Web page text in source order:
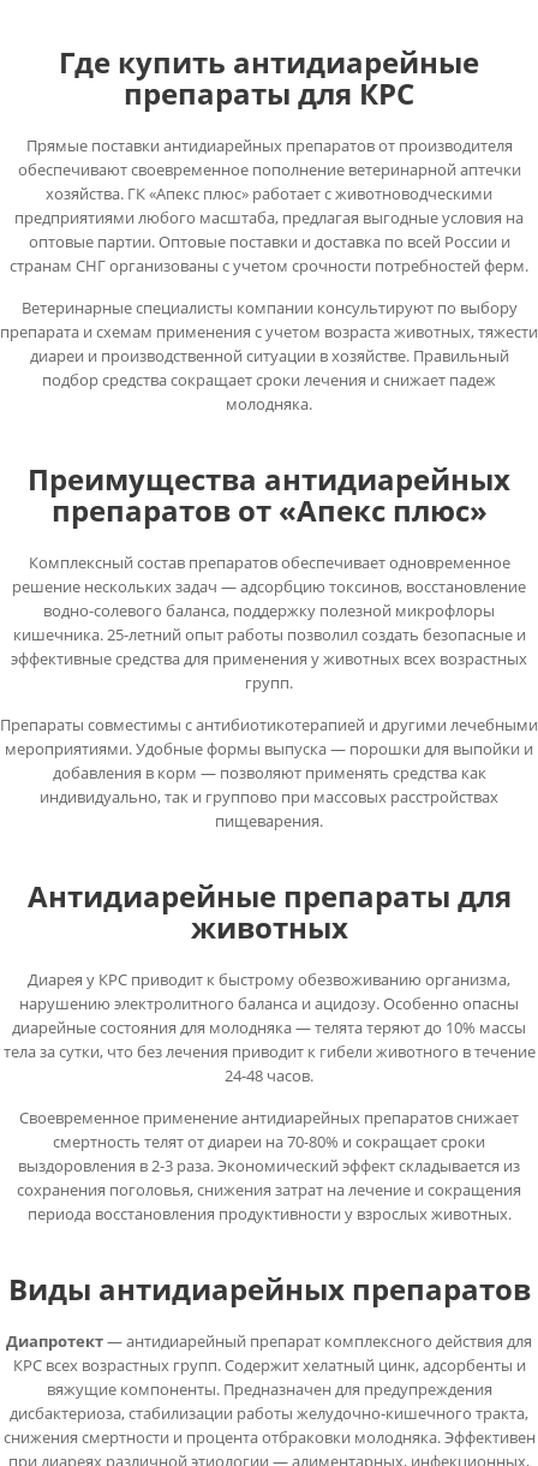
Где купить антидиарейные
препараты для КРС
Прямые поставки антидиарейных препаратов от производителя
обеспечивают своевременное пополнение ветеринарной аптечки
хозяйства. ГК «Апекс плюс» работает с животноводческими
предприятиями любого масштаба, предлагая выгодные условия на
оптовые партии. Оптовые поставки и доставка по всей России и
странам СНГ организованы с учетом срочности потребностей ферм.
Ветеринарные специалисты компании консультируют по выбору
препарата и схемам применения с учетом возраста животных, тяжести
диареи и производственной ситуации в хозяйстве. Правильный
подбор средства сокращает сроки лечения и снижает падеж
молодняка.
Преимущества антидиарейных
препаратов от «Апекс плюс»
Комплексный состав препаратов обеспечивает одновременное
решение нескольких задач — адсорбцию токсинов, восстановление
водно-солевого баланса, поддержку полезной микрофлоры
кишечника. 25-летний опыт работы позволил создать безопасные и
эффективные средства для применения у животных всех возрастных
групп.
Препараты совместимы с антибиотикотерапией и другими лечебными
мероприятиями. Удобные формы выпуска — порошки для выпойки и
добавления в корм — позволяют применять средства как
индивидуально, так и группово при массовых расстройствах
пищеварения.
Антидиарейные препараты для
животных
Диарея у КРС приводит к быстрому обезвоживанию организма,
нарушению электролитного баланса и ацидозу. Особенно опасны
диарейные состояния для молодняка — телята теряют до 10% массы
тела за сутки, что без лечения приводит к гибели животного в течение
24-48 часов.
Своевременное применение антидиарейных препаратов снижает
смертность телят от диареи на 70-80% и сокращает сроки
выздоровления в 2-3 раза. Экономический эффект складывается из
сохранения поголовья, снижения затрат на лечение и сокращения
периода восстановления продуктивности у взрослых животных.
Виды антидиарейных препаратов
Диапротект— антидиарейный препарат комплексного действия для
КРС всех возрастных групп. Содержит хелатный цинк, адсорбенты и
вяжущие компоненты. Предназначен для предупреждения
дисбактериоза, стабилизации работы желудочно-кишечного тракта,
снижения смертности и процента отбраковки молодняка. Эффективен
при диареях различной этиологии — алиментарных, инфекционных,